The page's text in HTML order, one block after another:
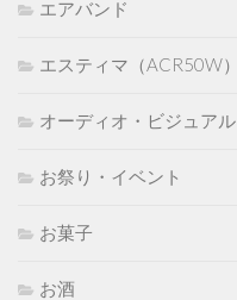
エアバンド
エスティマ（ACR50W）
オーディオ・ビジュアル
お祭り・イベント
お菓子
お酒